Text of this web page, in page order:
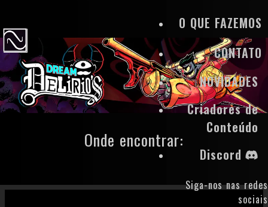
O QUE FAZEMOS
CONTATO
NOVIDADES
Criadores de
Conteúdo
Discord
Siga-nos nas redes
sociais
Onde encontrar: